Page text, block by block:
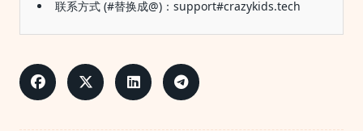
联系方式 (#替换成@)：support#crazykids.tech